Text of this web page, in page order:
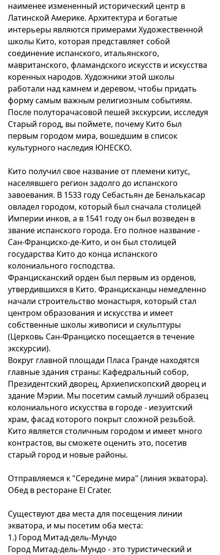
наименее измененный исторический центр в
Латинской Америке. Архитектура и богатые
интерьеры являются примерами Художественной
школы Кито, которая представляет собой
соединение испанского, итальянского,
мавританского, фламандского искусств и искусства
коренных народов. Художники этой школы
работали над камнем и деревом, чтобы придать
форму самым важным религиозным событиям.
После полуторачасовой пешей экскурсии, исследуя
Старый город, вы поймете, почему Кито был
первым городом мира, вошедшим в список
культурного наследия ЮНЕСКО.
Кито получил свое название от племени китус,
населявшего регион задолго до испанского
завоевания. В 1533 году Себастьян де Беналькасар
овладел городом, который был сначала столицей
Империи инков, а в 1541 году он был возведен в
звание испанского города. Его полное название -
Сан-Франциско-де-Кито, и он был столицей
государства Кито до конца испанского
колониального господства.
Францисканский орден был первым из орденов,
утвердившихся в Кито. Францисканцы немедленно
начали строительство монастыря, который стал
центром образования и искусства и имеет
собственные школы живописи и скульптуры
(Церковь Сан-Франциско посещается в течение
экскурсии).
Вокруг главной площади Пласа Гранде находятся
главные здания страны: Кафедральный собор,
Президентский дворец, Архиепископский дворец и
здание Мэрии. Мы посетим самый лучший образец
колониального искусства в городе - иезуитский
храм, фасад которого покрыт сложной резьбой.
Кито является столичным городом и имеет много
контрастов, вы сможете оценить это, посетив
старый город и новые районы.
Отправляемся к "Середине мира" (линия экватора).
Обед в ресторане El Crater.
Существуют два места для посещения линии
экватора, и мы посетим оба места:
1.) Город Митад-дель-Мундо
Город Митад-дель-Мундо - это туристический и